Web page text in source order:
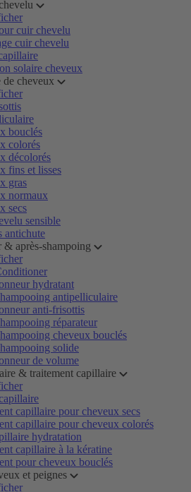
cuir chevelu
cuir chevelu
solaire cheveux
de cheveux
bouclés
colorés
décolorés
fins et lisses
gras
normaux
secs
sensible
antichute
après-shampoing
hydratant
antipelliculaire
anti-frisottis
réparateur
cheveux bouclés
solide
de volume
& traitement capillaire
capillaire pour cheveux secs
capillaire pour cheveux colorés
hydratation
capillaire à la kératine
pour cheveux bouclés
et peignes